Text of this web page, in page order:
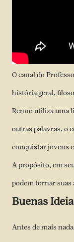
O canal do
história geral,
Renno utiliza uma
outras palavras, o
conquistar jovens
A propósito, em
podem tornar
Buenas
Antes de mais